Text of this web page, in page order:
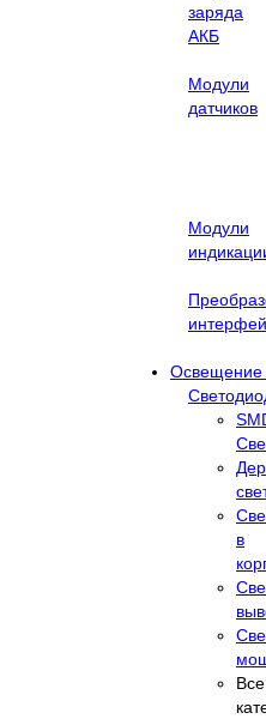
заряда
АКБ
Модули
датчиков
Модули
Освещение
в
Все